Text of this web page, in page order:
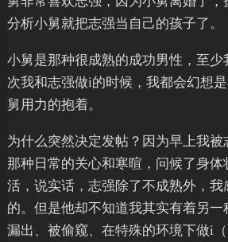
分析小舅就把志强当自己的孩子了。
小舅是那种很成熟的成功男性，至
次我和志强做i的时候，我都会幻想
舅用力的抱着。
为什么突然决定发帖？因为早上我
那种日常的关心和寒暄，问候了身体
活，说实话，志强除了不成熟外，
的。但是他却不知道我其实有着另
漏出、被偷窥、在特殊的环境下做i